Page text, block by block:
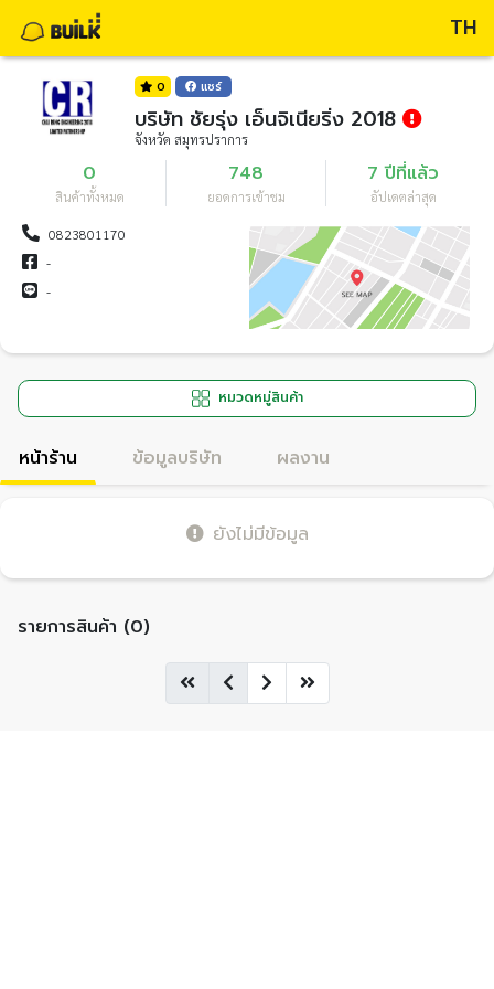
TH
0 แชร์
บริษัท ชัยรุ่ง เอ็นจิเนียริ่ง 2018
จังหวัด สมุทรปราการ
0
สินค้าทั้งหมด
748
ยอดการเข้าชม
7 ปีที่แล้ว
อัปเดตล่าสุด
0823801170
-
-
หมวดหมู่สินค้า
หน้าร้าน ข้อมูลบริษัท ผลงาน
ยังไม่มีข้อมูล
รายการสินค้า (0)